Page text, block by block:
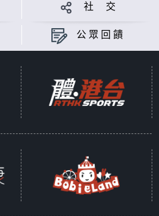
社 交
公眾回饋